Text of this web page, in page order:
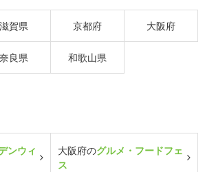
滋賀県 京都府 大阪府
奈良県 和歌山県
ンウィ
大阪府のグルメ・フードフェ
ス